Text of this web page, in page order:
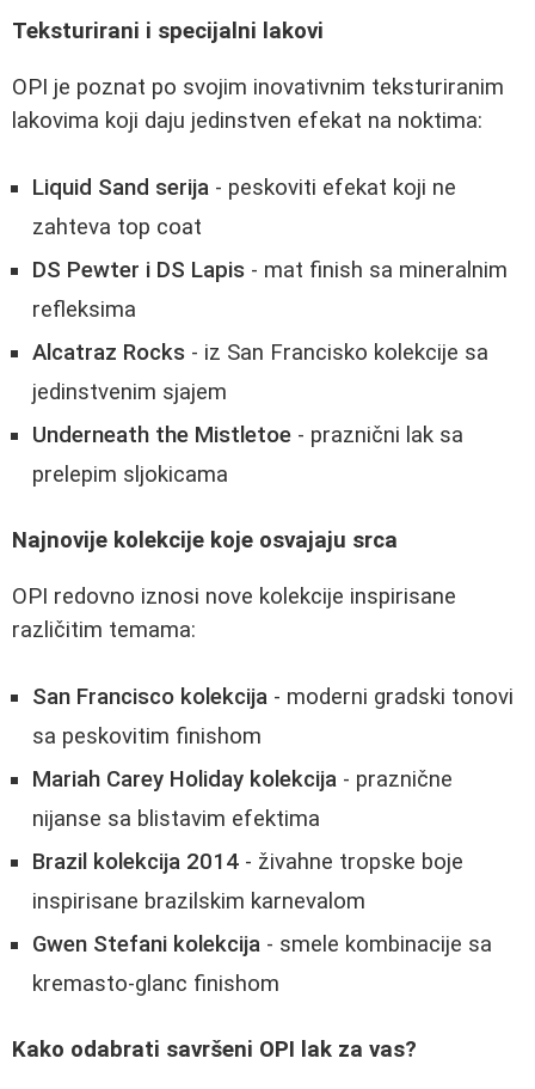
Teksturirani i specijalni lakovi
OPI je poznat po svojim inovativnim teksturiranim
lakovima koji daju jedinstven efekat na noktima:
Liquid Sand serija - peskoviti efekat koji ne
zahteva top coat
DS Pewter i DS Lapis - mat finish sa mineralnim
refleksima
Alcatraz Rocks - iz San Francisko kolekcije sa
jedinstvenim sjajem
Underneath the Mistletoe - praznični lak sa
prelepim sljokicama
Najnovije kolekcije koje osvajaju srca
OPI redovno iznosi nove kolekcije inspirisane
različitim temama:
San Francisco kolekcija - moderni gradski tonovi
sa peskovitim finishom
Mariah Carey Holiday kolekcija - praznične
nijanse sa blistavim efektima
Brazil kolekcija 2014 - živahne tropske boje
inspirisane brazilskim karnevalom
Gwen Stefani kolekcija - smele kombinacije sa
kremasto-glanc finishom
Kako odabrati savršeni OPI lak za vas?